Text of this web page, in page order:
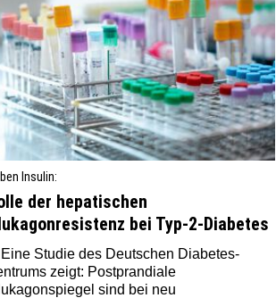
Insulin:
der hepatischen
bei Typ-2-Diabetes
Eine Studie des Deutschen Diabetes-
zeigt: Postprandiale
sind bei neu